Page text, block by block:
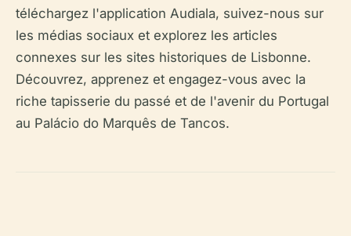
téléchargez l'application Audiala, suivez-nous sur
les médias sociaux et explorez les articles
connexes sur les sites historiques de Lisbonne.
Découvrez, apprenez et engagez-vous avec la
riche tapisserie du passé et de l'avenir du Portugal
au Palácio do Marquês de Tancos.